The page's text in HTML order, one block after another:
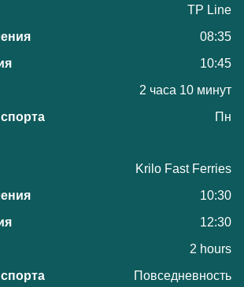
TP Line
08:35
10:45
2 часа 10 минут
Пн
Krilo Fast Ferries
10:30
12:30
2 hours
Повседневность